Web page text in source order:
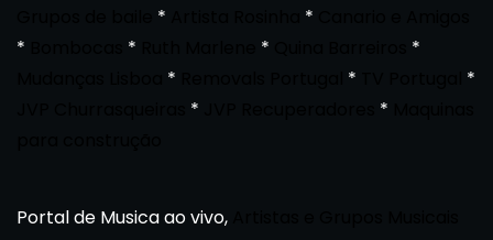
* *
*
* *
*
* *
*
* *
Portal de Musica ao vivo,